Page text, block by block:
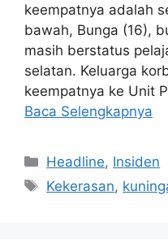
keempatnya adalah
bawah, Bunga (16),
masih berstatus
selatan. Keluarga
keempatnya ke Unit
Baca Selengkapnya
Kategori
Headline, Insiden
Tag
Kekerasan,